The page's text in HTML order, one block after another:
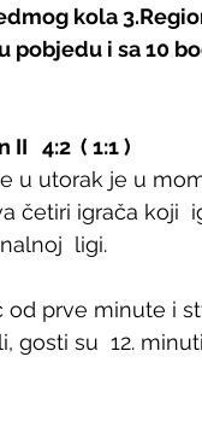
kola
pobjedu i sa 10
4:2  ( 1:1 )
u utorak je u
četiri igrača koji
ligi.
prve minute i
gosti su  12.